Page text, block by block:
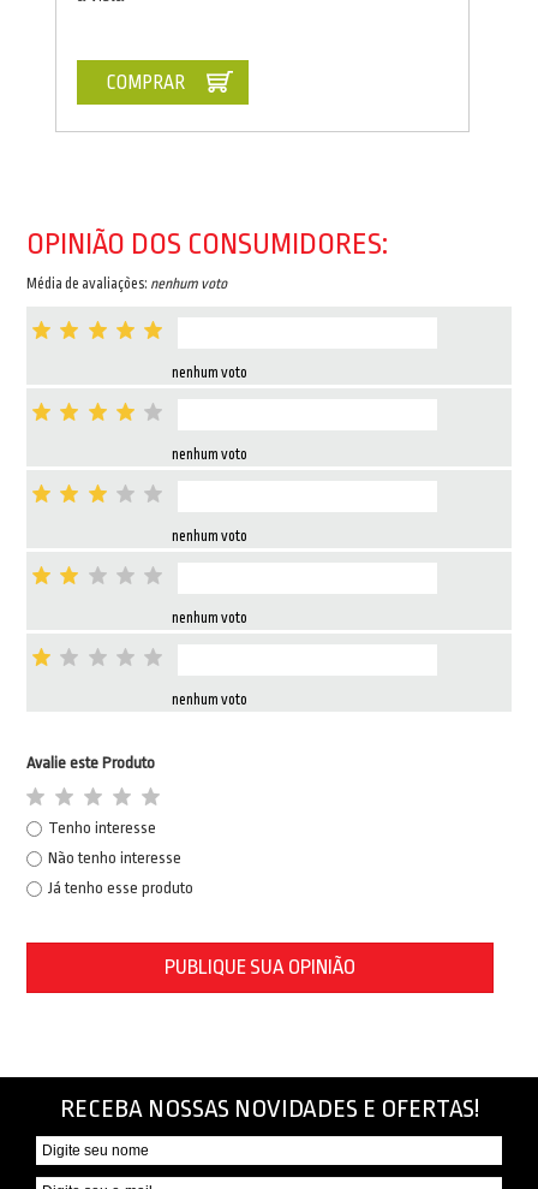
COMPRAR
OPINIÃO DOS CONSUMIDORES:
Média de avaliações: nenhum voto
nenhum voto
nenhum voto
nenhum voto
nenhum voto
nenhum voto
Avalie este Produto
Tenho interesse
Não tenho interesse
Já tenho esse produto
PUBLIQUE SUA OPINIÃO
RECEBA NOSSAS NOVIDADES E OFERTAS!